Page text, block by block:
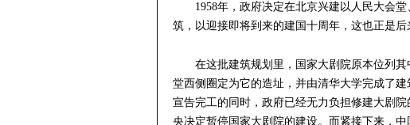
1958年，政府决定在北京兴建以人民大会
筑，以迎接即将到来的建国十周年，这也正是后
在这批建筑规划里，国家大剧院原本位列
堂西侧圈定为它的造址，并由清华大学完成了
宣告完工的同时，政府已经无力负担修建大剧
央决定暂停国家大剧院的建设。而紧接下来，中